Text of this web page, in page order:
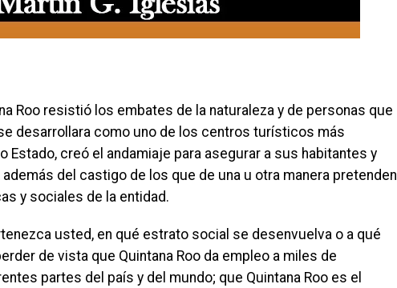
Roo resistió los embates de la naturaleza y de personas que
desarrollara como uno de los centros turísticos más
Estado, creó el andamiaje para asegurar a sus habitantes y
del castigo de los que de una u otra manera pretenden
y sociales de la entidad.
usted, en qué estrato social se desenvuelva o a qué
de vista que Quintana Roo da empleo a miles de
partes del país y del mundo; que Quintana Roo es el